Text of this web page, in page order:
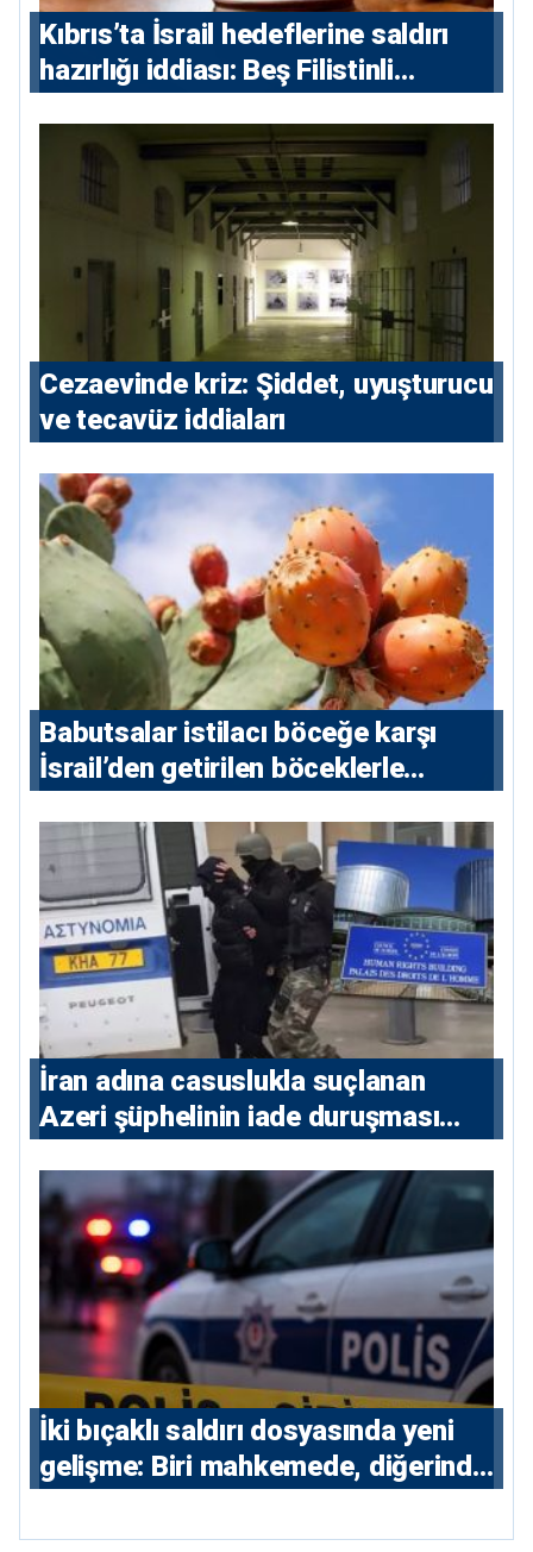
Kıbrıs’ta İsrail hedeflerine saldırı
hazırlığı iddiası: Beş Filistinli
Cezaevinde kriz: Şiddet, uyuşturucu
ve tecavüz iddiaları
Babutsalar istilacı böceğe karşı
İsrail’den getirilen böceklerle
İran adına casuslukla suçlanan
Azeri şüphelinin iade duruşması
İki bıçaklı saldırı dosyasında yeni
gelişme: Biri mahkemede, diğerinde